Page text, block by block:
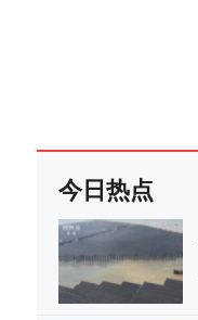
今日热点